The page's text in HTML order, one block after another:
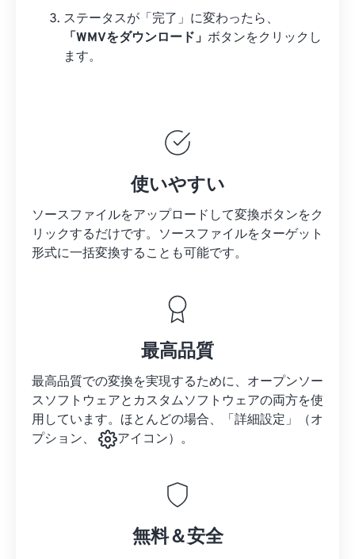
ステータスが「完了」に変わったら、
「WMVをダウンロード」 ボタンをクリックし
ます。
使いやすい
ソースファイルをアップロードして変換ボタンをク
リックするだけです。 ソースファイルをターゲット
形式に一括変換することも可能です。
最高品質
最高品質での変換を実現するために、オープンソー
スソフトウェアとカスタムソフトウェアの両方を使
用しています。ほとんどの場合、「詳細設定」（オ
プション、
アイコン）。
無料＆安全